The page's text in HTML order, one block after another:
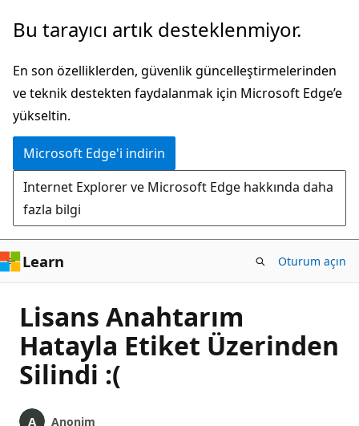
Ana
atla
Bu tarayıcı artık desteklenmiyor.
En son özelliklerden, güvenlik güncelleştirmelerinden
ve teknik destekten faydalanmak için Microsoft Edge’e
yükseltin.
Microsoft Edge'i indirin
Internet Explorer ve Microsoft Edge hakkında daha
fazla bilgi
Learn Oturum açın
Lisans Anahtarım
Hatayla Etiket Üzerinden
Silindi :(
Anonim